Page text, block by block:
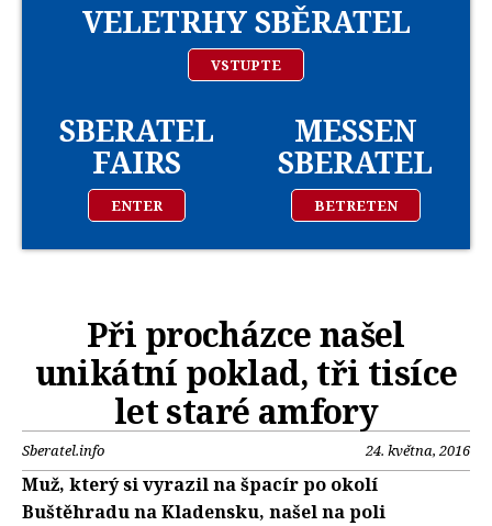
VELETRHY SBĚRATEL
VSTUPTE
SBERATEL
FAIRS
ENTER
MESSEN
SBERATEL
BETRETEN
Při procházce našel
unikátní poklad, tři tisíce
let staré amfory
Sberatel.info 24. května, 2016
Muž, který si vyrazil na špacír po okolí
Buštěhradu na Kladensku, našel na poli